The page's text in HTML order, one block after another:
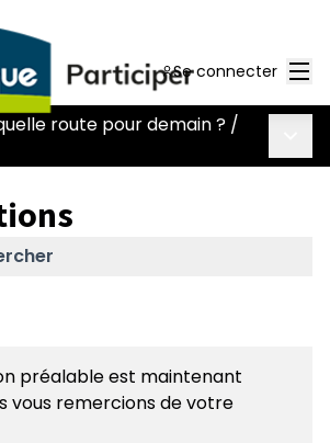
Se connecter
route pour demain ? /
préalable est maintenant
vous remercions de votre